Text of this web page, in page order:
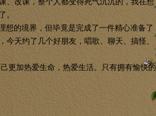
、改课，整个人都变得死气沉沉的，我在想
。
的境界，但毕竟是完成了一件精心准备了
天约了几个好朋友，唱歌、聊天、搞怪、
更加热爱生命，热爱生活。只有拥有愉快的